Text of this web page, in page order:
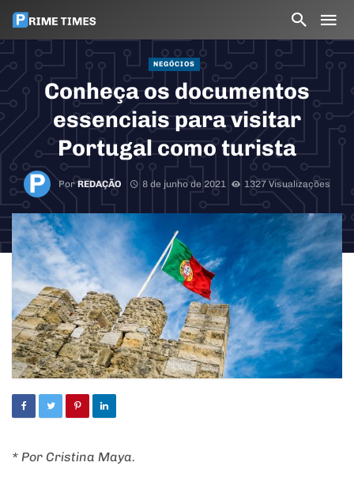
NEGÓCIOS
Conheça os documentos
essenciais para visitar
Portugal como turista
PorREDAÇÃO 8 de junho de 2021 1327 Visualizações
* Por Cristina Maya.